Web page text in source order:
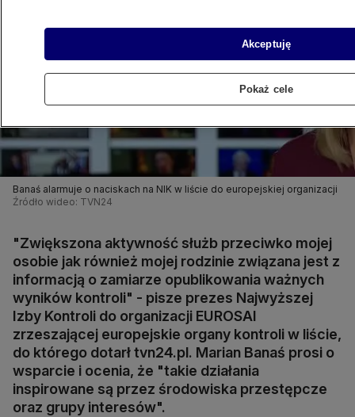
Banaś alarmuje o naciskach na NIK w liście do europejskiej organizacji
Źródło wideo: TVN24
"Zwiększona aktywność służb przeciwko mojej
osobie jak również mojej rodzinie związana jest z
informacją o zamiarze opublikowania ważnych
wyników kontroli" - pisze prezes Najwyższej
Izby Kontroli do organizacji EUROSAI
zrzeszającej europejskie organy kontroli w liście,
do którego dotarł tvn24.pl. Marian Banaś prosi o
wsparcie i ocenia, że "takie działania
inspirowane są przez środowiska przestępcze
oraz grupy interesów".
Akceptuję
Pokaż cele